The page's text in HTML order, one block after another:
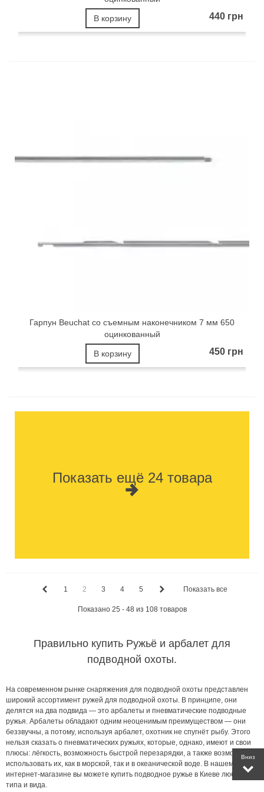
Вниз
440 грн
В корзину
Гарпун Beuchat со съемным наконечником 7 мм 650
оцинкованный
450 грн
В корзину
Показать ещё 24 товара
1 2 3 4 5 Показать все
Показано 25 - 48 из 108 товаров
Правильно купить Ружьё и арбалет для
подводной охоты.
На современном рынке снаряжения для подводной охоты представлен
широкий ассортимент ружей для подводной охоты. В принципе, они
делятся на два подвида — это арбалеты и пневматические подводные
ружья. Арбалеты обладают одним неоценимым преимуществом — они
беззвучны, а потому, используя арбалет, охотник не спугнёт рыбу. Этого
нельзя сказать о пневматических ружьях, которые, однако, имеют и свои
плюсы: лёгкость, возможность быстрой перезарядки, а также возможность
использовать их, как в морской, так и в океанической воде. В нашем
интернет-магазине вы можете купить подводное ружье в Киеве любого
типа и вида.